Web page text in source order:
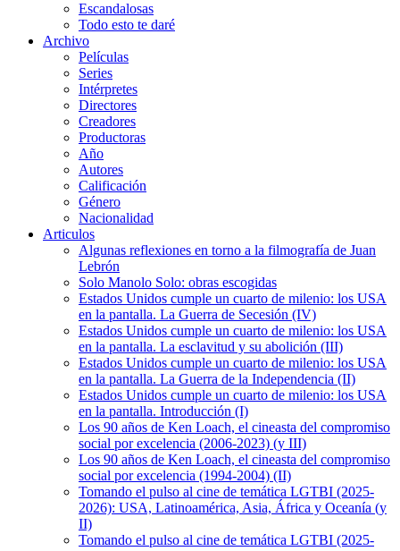
Escandalosas
Todo esto te daré
Archivo
Películas
Series
Intérpretes
Directores
Creadores
Productoras
Año
Autores
Calificación
Género
Nacionalidad
Articulos
Algunas reflexiones en torno a la filmografía de Juan
Lebrón
Solo Manolo Solo: obras escogidas
Estados Unidos cumple un cuarto de milenio: los USA
en la pantalla. La Guerra de Secesión (IV)
Estados Unidos cumple un cuarto de milenio: los USA
en la pantalla. La esclavitud y su abolición (III)
Estados Unidos cumple un cuarto de milenio: los USA
en la pantalla. La Guerra de la Independencia (II)
Estados Unidos cumple un cuarto de milenio: los USA
en la pantalla. Introducción (I)
Los 90 años de Ken Loach, el cineasta del compromiso
social por excelencia (2006-2023) (y III)
Los 90 años de Ken Loach, el cineasta del compromiso
social por excelencia (1994-2004) (II)
Tomando el pulso al cine de temática LGTBI (2025-
2026): USA, Latinoamérica, Asia, África y Oceanía (y
II)
Tomando el pulso al cine de temática LGTBI (2025-